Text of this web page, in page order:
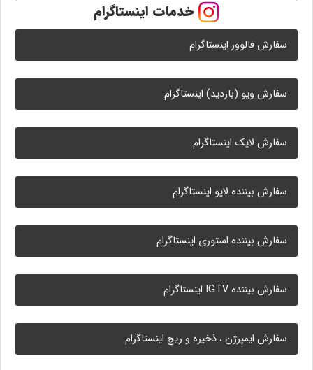
خدمات اینستاگرام
سفارش فالوور اینستاگرام
سفارش ویو (بازدید) اینستاگرام
سفارش لایک اینستاگرام
سفارش بیننده لایو اینستاگرام
سفارش بیننده استوری اینستاگرام
سفارش بیننده IGTV اینستاگرام
سفارش ایمپرژن ، ذخیره و ریچ اینستاگرام